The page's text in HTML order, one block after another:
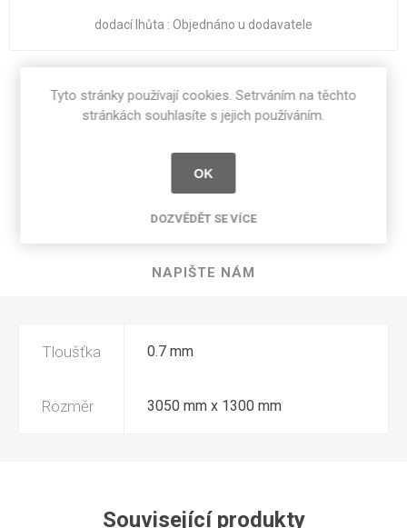
dodací lhůta : Objednáno u dodavatele
Sdílet:
SPECIFIKACE PRODUKTU
RECENZE
NAPIŠTE NÁM
Tloušťka 0.7 mm
Rozměr 3050 mm x 1300 mm
Související produkty
Tyto stránky používají cookies. Setrváním na těchto
stránkách souhlasíte s jejich používáním.
OK
DOZVĚDĚT SE VÍCE